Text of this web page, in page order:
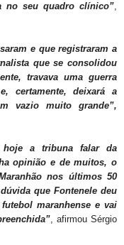
no seu quadro clínico”,
e que registraram a
que se consolidou
travava uma guerra
certamente, deixará a
vazio muito grande”,
hoje a tribuna falar da
opinião e de muitos, o
nos últimos 50
que Fontenele deu
maranhense e vai
, afirmou Sérgio